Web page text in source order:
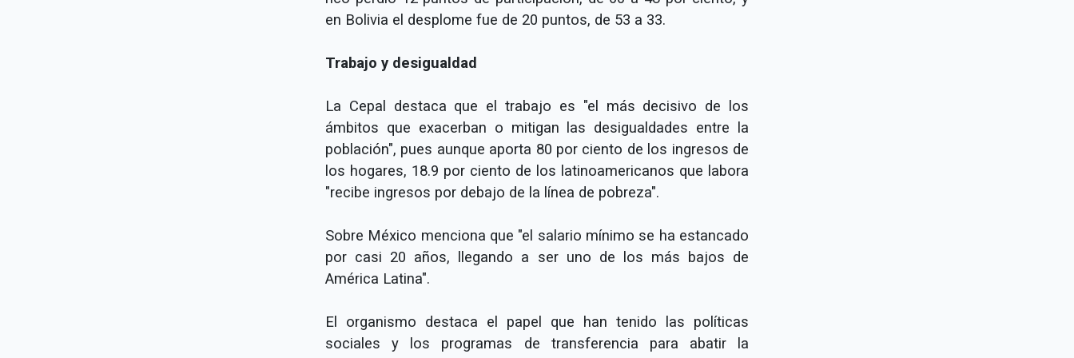
en Bolivia el desplome fue de 20 puntos, de 53 a 33.
Trabajo y desigualdad
La Cepal destaca que el trabajo es "el más decisivo de los
ámbitos que exacerban o mitigan las desigualdades entre la
población", pues aunque aporta 80 por ciento de los ingresos de
los hogares, 18.9 por ciento de los latinoamericanos que labora
"recibe ingresos por debajo de la línea de pobreza".
Sobre México menciona que "el salario mínimo se ha estancado
por casi 20 años, llegando a ser uno de los más bajos de
América Latina".
El organismo destaca el papel que han tenido las políticas
sociales y los programas de transferencia para abatir la